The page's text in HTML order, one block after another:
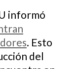
informó
. Esto
del